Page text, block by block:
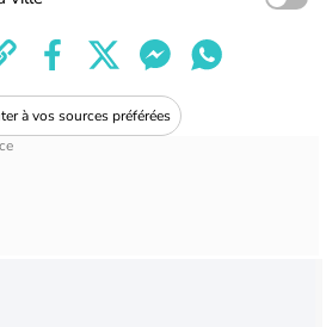
à vos sources préférées